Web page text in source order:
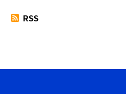
RSS